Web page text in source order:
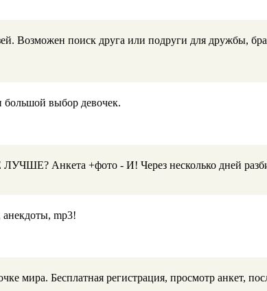
Возможен поиск друга или подруги для дружбы,
выбор девочек.
Анкета +фото - И! Через несколько дней
анекдоты, mp3!
мира. Бесплатная регистрация, просмотр анкет,